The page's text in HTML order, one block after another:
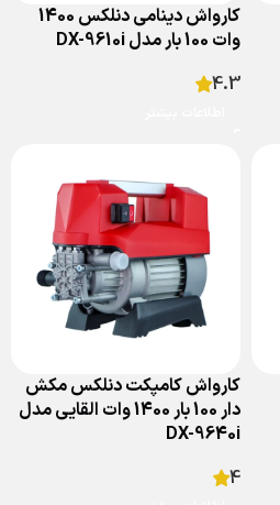
کارواش دینامی دنلکس 1400
وات 100 بار مدل DX-9610i
4.3
کارواش کامپکت دنلکس مکش
دار 100 بار 1400 وات القایی مدل
DX-9640i
4